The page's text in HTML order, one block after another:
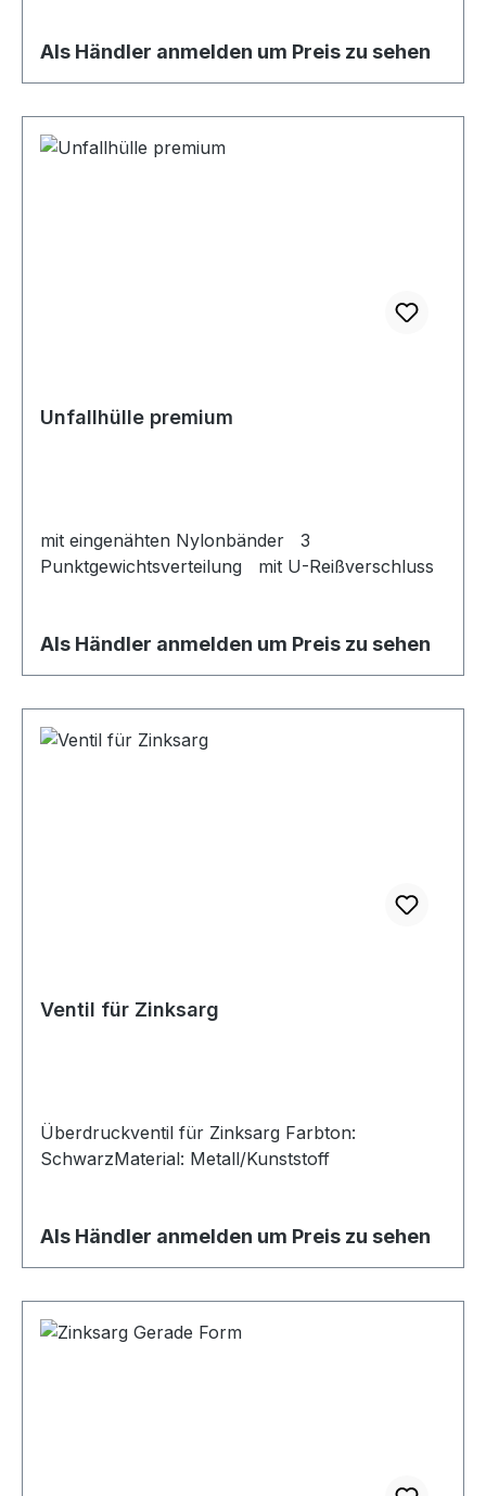
Als Händler anmelden um Preis zu sehen
Unfallhülle premium
mit eingenähten Nylonbänder 3
Punktgewichtsverteilung mit U-Reißverschluss
Als Händler anmelden um Preis zu sehen
Ventil für Zinksarg
Überdruckventil für Zinksarg Farbton:
SchwarzMaterial: Metall/Kunststoff
Als Händler anmelden um Preis zu sehen